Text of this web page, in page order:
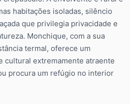
habitações isoladas, silêncio
que privilegia privacidade e
Monchique, com a sua
termal, oferece um
cultural extremamente atraente
procura um refúgio no interior